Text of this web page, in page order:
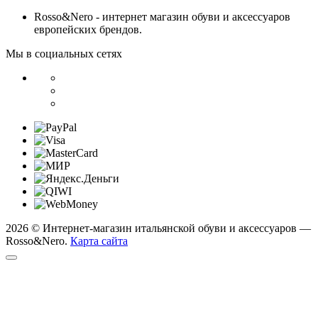
Rosso&Nero - интернет магазин обуви и аксессуаров
европейских брендов.
Мы в социальных сетях
2026 © Интернет-магазин итальянской обуви и аксессуаров —
Rosso&Nero. Карта сайта